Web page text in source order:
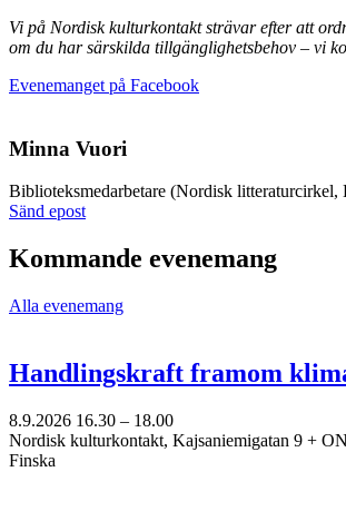
Vi på Nordisk kulturkontakt strävar efter att
om du har särskilda tillgänglighetsbehov – vi
Evenemanget på FacebookÖppnas
Minna Vuori
Biblioteks­medarbetare (Nordisk litteraturcirkel,
Sänd epostSänd
minna.vuori@nkk.org
Kommande evenemang
Alla evenemang
Handlingskraft framom
8.9.2026 16.30 – 18.00
Nordisk kulturkontakt, Kajsaniemigatan 9 +
Finska